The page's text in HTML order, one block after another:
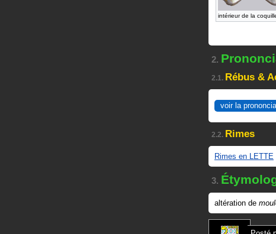
intérieur de la
2.
2.1. Rébus &
voir la
2.2. Rimes
Rimes en LETTE
3.
altération de